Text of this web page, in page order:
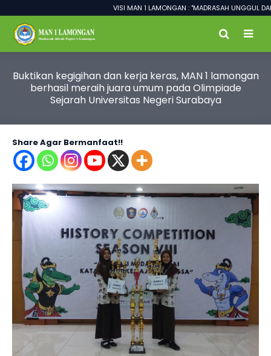
VISI MAN 1 LAMONGAN : "MADRASAH UNGGUL
Buktikan kegigihan dan kerja keras, MAN 1 lamongan
berhasil meraih juara umum pada Olimpiade
Sejarah Universitas Negeri Surabaya
Share Agar Bermanfaat!!